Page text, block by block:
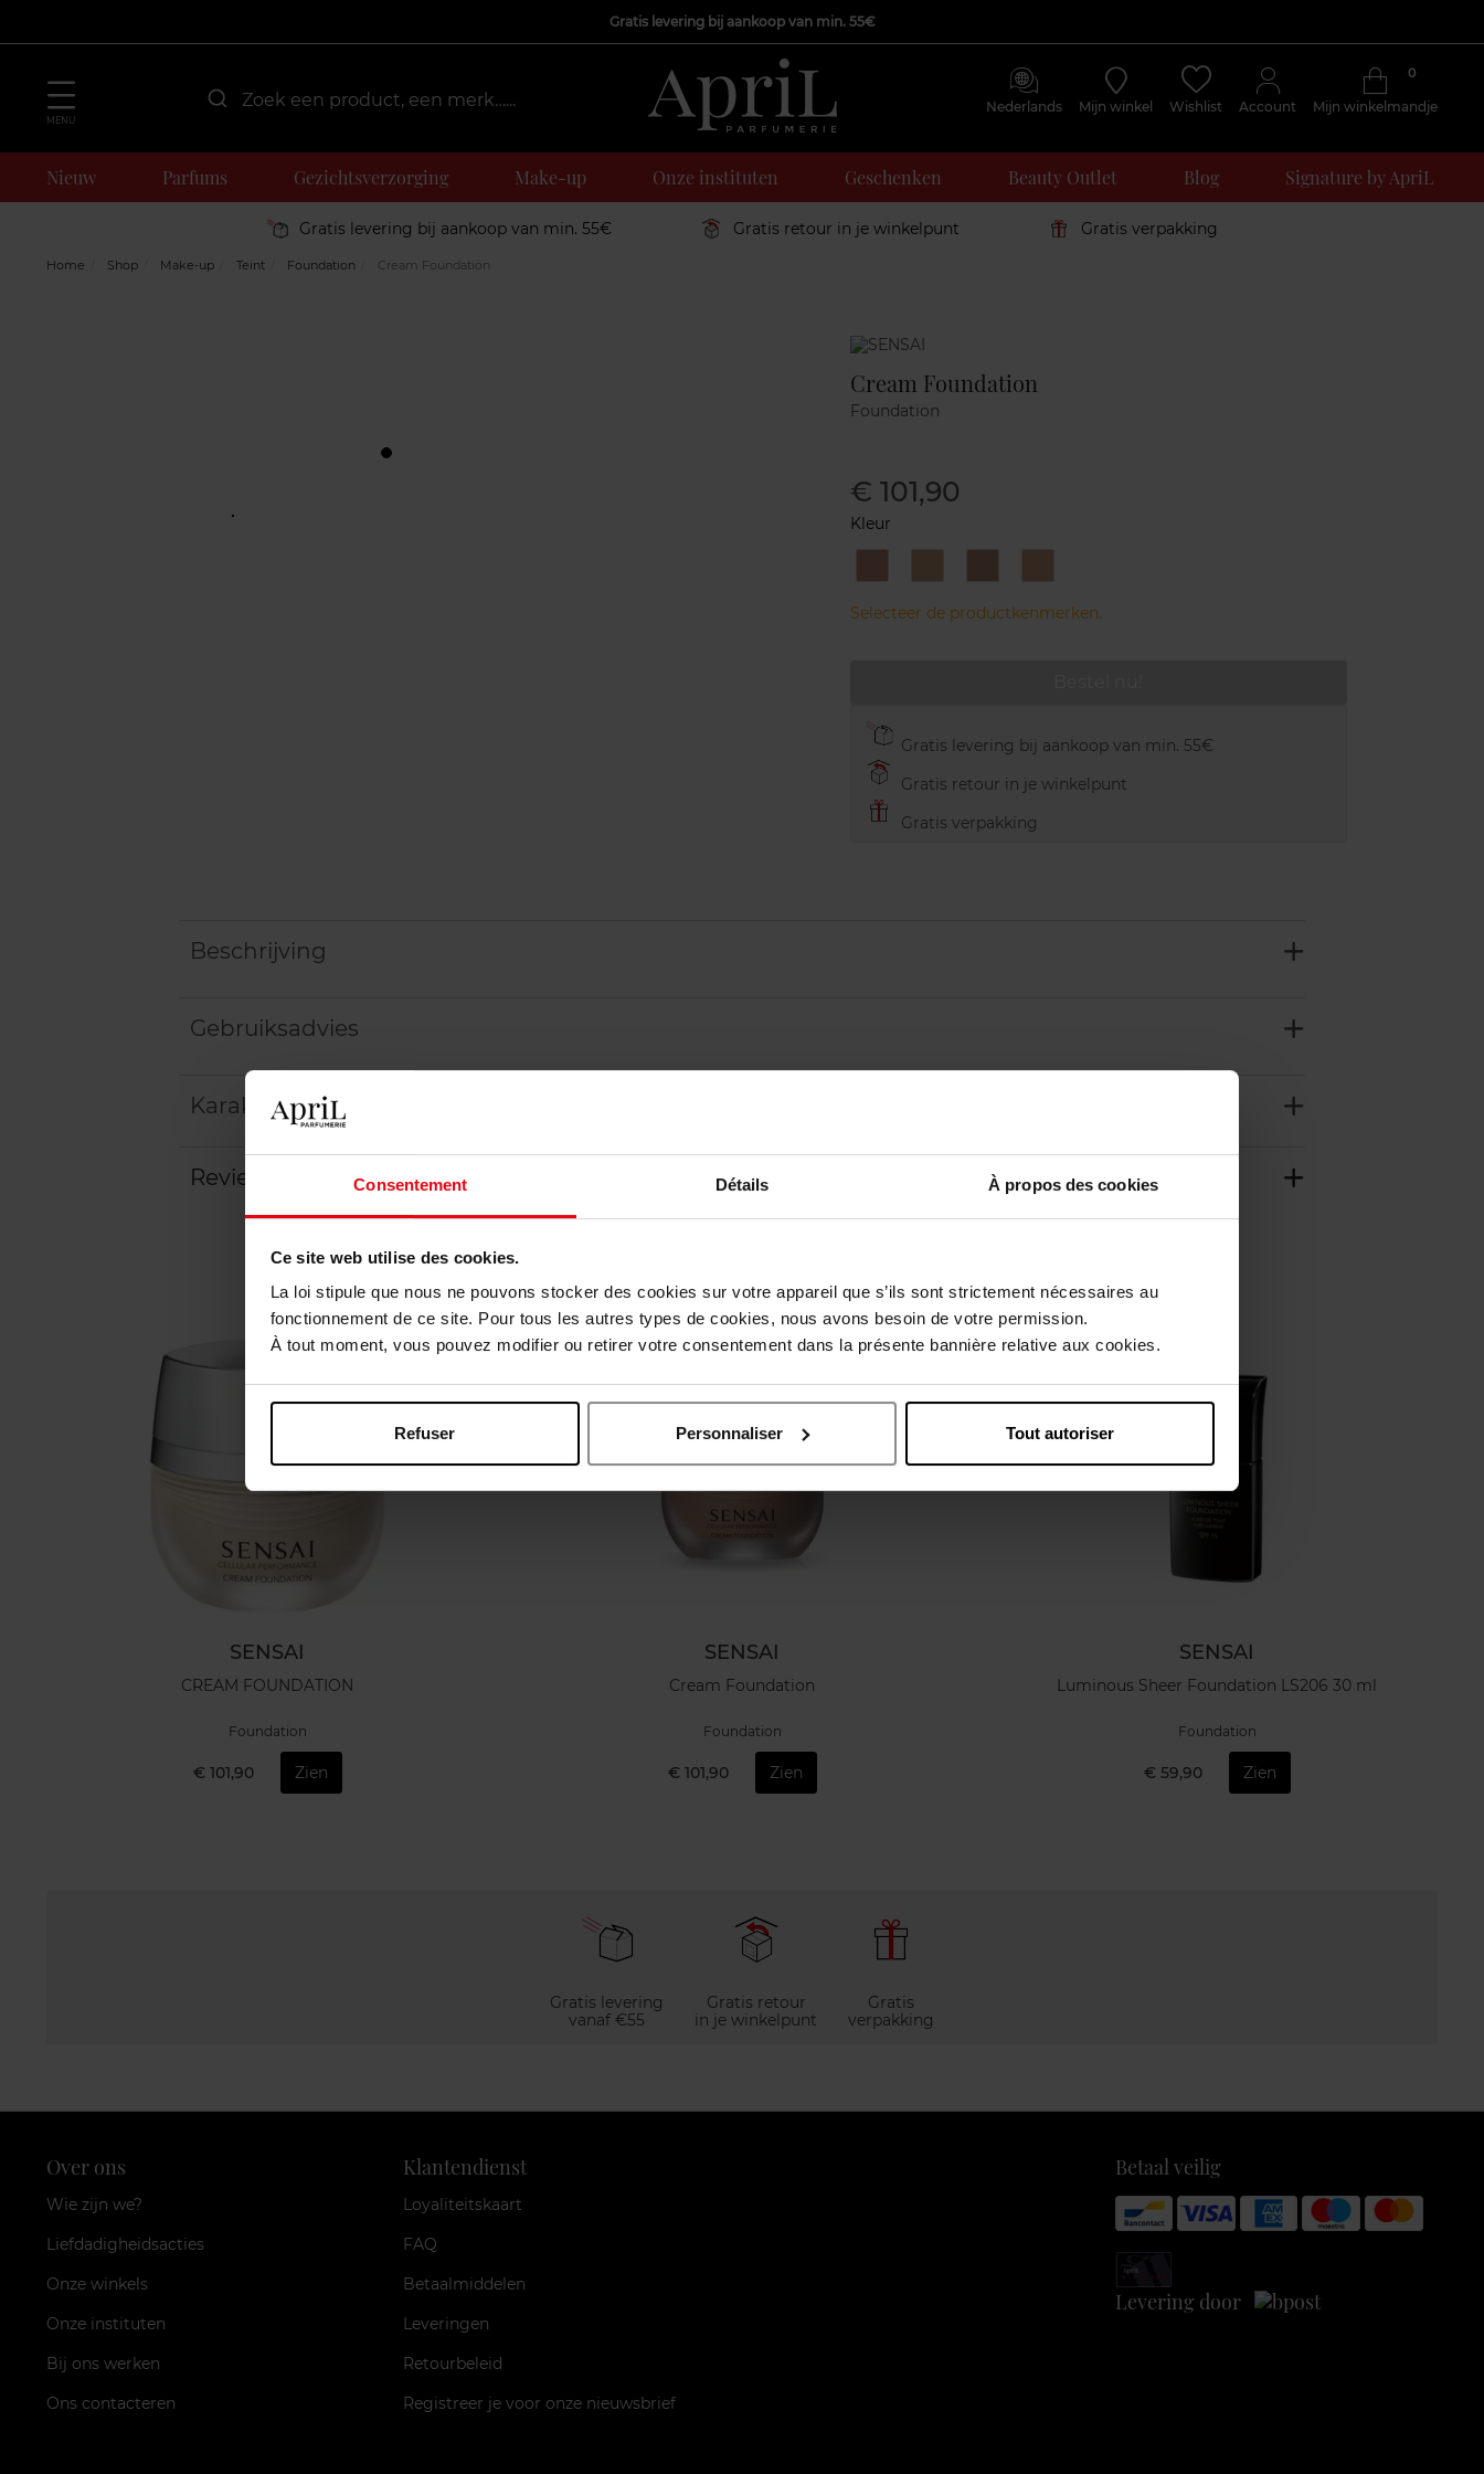
Consentement Détails À propos des cookies
Ce site web utilise des cookies.
La loi stipule que nous ne pouvons stocker des cookies sur votre appareil que s’ils sont strictement nécessaires au
fonctionnement de ce site. Pour tous les autres types de cookies, nous avons besoin de votre permission.
À tout moment, vous pouvez modifier ou retirer votre consentement dans la présente bannière relative aux cookies.
Refuser Personnaliser Tout autoriser
Gratis levering bij aankoop van min. 55€
MENU
Nederlands Mijn winkel Wishlist Account Mijn winkelmandje
0
Nieuw Parfums Gezichtsverzorging Make-up Onze instituten Geschenken Beauty Outlet Blog Signature by ApriL
Gratis levering bij aankoop van min. 55€ Gratis retour in je winkelpunt Gratis verpakking
Home Shop Make-up Teint Foundation Cream Foundation
Marque
Cream Foundation
Foundation
€ 101,90
Kleur
Warm
Beige
Natural
Beige
Amber
Beige
12
Beige
Selecteer de productkenmerken.
Gratis levering bij aankoop van min. 55€
Gratis retour in je winkelpunt
Gratis verpakking
Beschrijving
Gebruiksadvies
Karakteristieken
Review
SENSAI
CREAM FOUNDATION
Foundation
€ 101,90 Zien
SENSAI
Cream Foundation
Foundation
€ 101,90 Zien
SENSAI
Luminous Sheer Foundation LS206 30 ml
Foundation
€ 59,90 Zien
Gratis levering
vanaf €55
Gratis retour
in je winkelpunt
Gratis
verpakking
Over ons
Wie zijn we?
Liefdadigheidsacties
Onze winkels
Onze instituten
Bij ons werken
Ons contacteren
Klantendienst
Loyaliteitskaart
FAQ
Betaalmiddelen
Leveringen
Retourbeleid
Registreer je voor onze nieuwsbrief
Betaal veilig
Levering door